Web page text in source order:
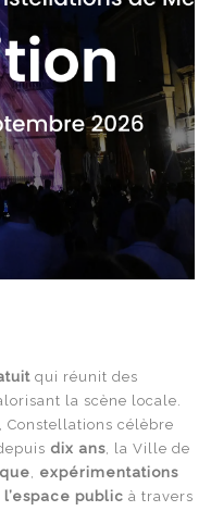
qui réunit des
la scène locale.
Constellations célèbre
dix ans, la Ville de
, expérimentations
public à travers